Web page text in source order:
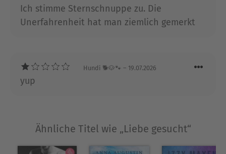
Ich stimme Sternschnuppe zu. Die
Unerfahrenheit hat man ziemlich gemerkt
Hundi 🐕🐶🐾 – 19.07.2026
yup
Ähnliche Titel wie „Liebe gesucht“